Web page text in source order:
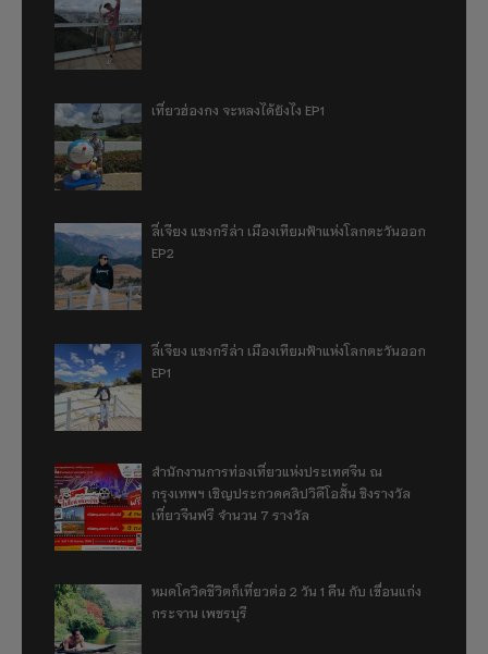
เที่ยวฮ่องกง จะหลงได้ยังไง EP1
ลี่เจียง แชงกรีล่า เมืองเทียมฟ้าแห่งโลกตะวันออก
EP2
ลี่เจียง แชงกรีล่า เมืองเทียมฟ้าแห่งโลกตะวันออก
EP1
สำนักงานการท่องเที่ยวแห่งประเทศจีน ณ
กรุงเทพฯ เชิญประกวดคลิปวิดีโอสั้น ชิงรางวัล
เที่ยวจีนฟรี จำนวน 7 รางวัล
หมดโควิดชีวิตก็เที่ยวต่อ 2 วัน 1 คืน กับ เขื่อนแก่ง
กระจาน เพชรบุรี